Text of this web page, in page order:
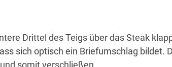
Drittel des Teigs über das Steak
sich optisch ein Briefumschlag bildet.
somit verschließen.